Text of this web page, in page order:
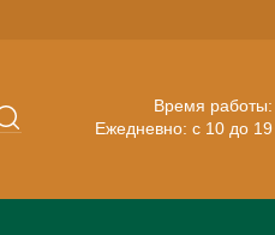
Время работы:
Ежедневно: с 10 до 19